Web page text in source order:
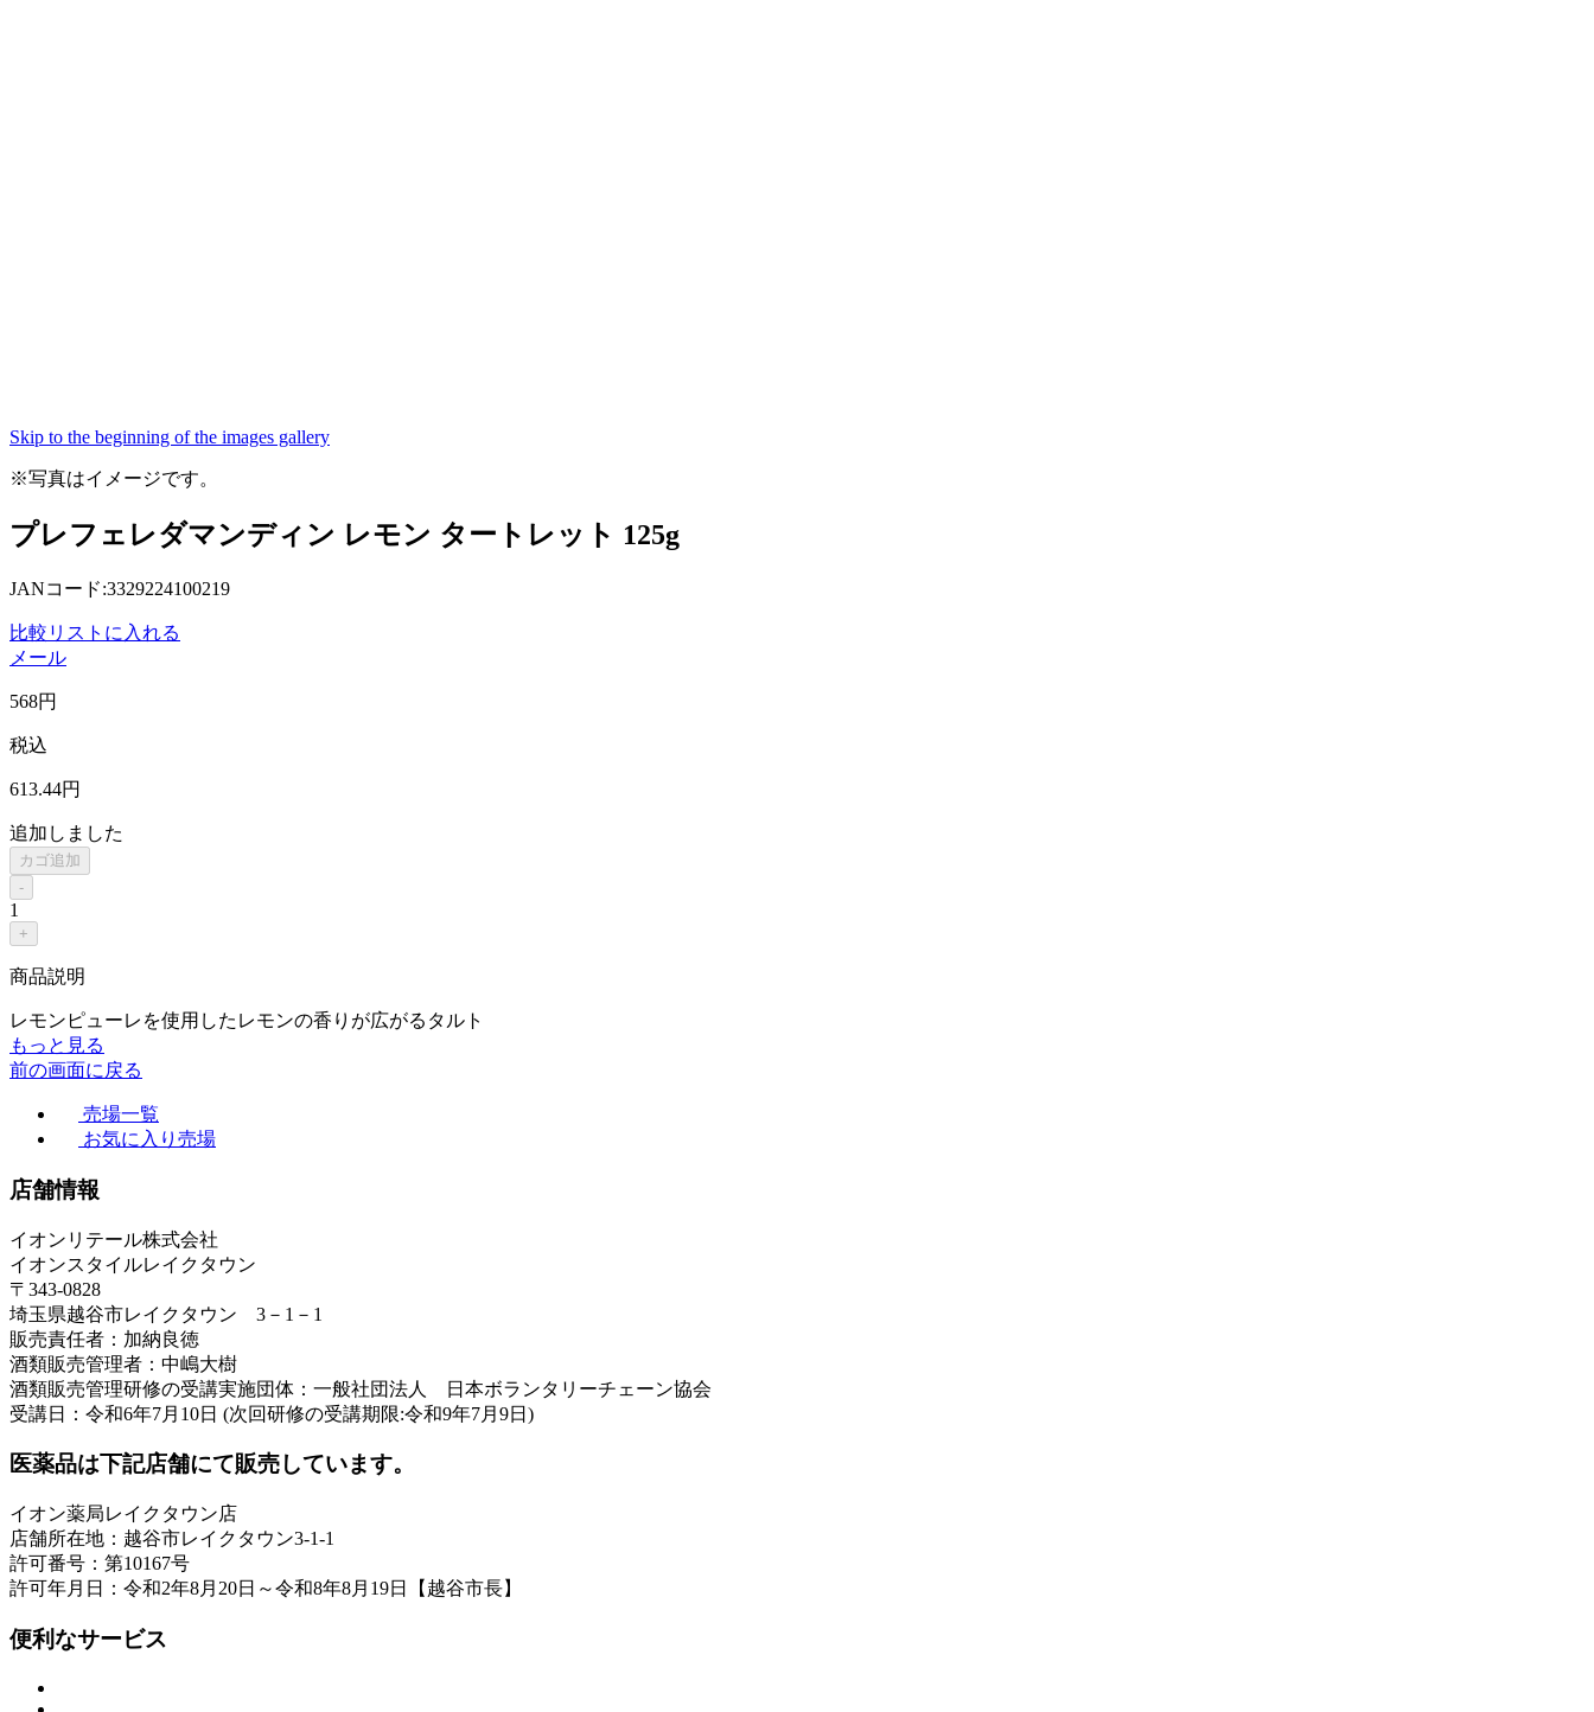
Skip to the beginning of the images gallery
※写真はイメージです。
プレフェレダマンディン レモン タートレット 125g
JANコード:3329224100219
比較リストに入れる
メール
568円
税込
613.44円
追加しました
カゴ追加
-
1
+
商品説明
レモンピューレを使用したレモンの香りが広がるタルト
もっと見る
前の画面に戻る
売場一覧
お気に入り売場
店舗情報
イオンリテール株式会社
イオンスタイルレイクタウン
〒343-0828
埼玉県越谷市レイクタウン 3－1－1
販売責任者：加納良徳
酒類販売管理者：中嶋大樹
酒類販売管理研修の受講実施団体：一般社団法人 日本ボランタリーチェーン協会
受講日：令和6年7月10日 (次回研修の受講期限:令和9年7月9日)
医薬品は下記店舗にて販売しています。
イオン薬局レイクタウン店
店舗所在地：越谷市レイクタウン3-1-1
許可番号：第10167号
許可年月日：令和2年8月20日～令和8年8月19日【越谷市長】
便利なサービス